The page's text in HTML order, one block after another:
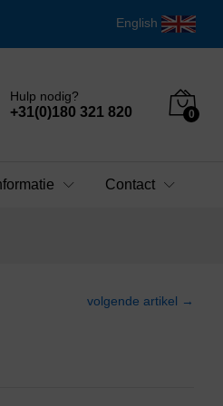
English
Hulp nodig?
+31(0)180 321 820 0
Contact
volgende artikel →